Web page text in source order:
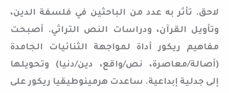
لاحق. تأثر به عدد من الباحثين في فلسفة الدين،
وتأويل القرآن، ودراسات النص التراثي. أصبحت
مفاهيم ريكور أداة لمواجهة الثنائيات الجامدة
(أصالة/معاصرة، نص/واقع، دين/دنيا) وتحويلها
إلى جدلية إبداعية. ساعدت هرمينوطيقيا ريكور على